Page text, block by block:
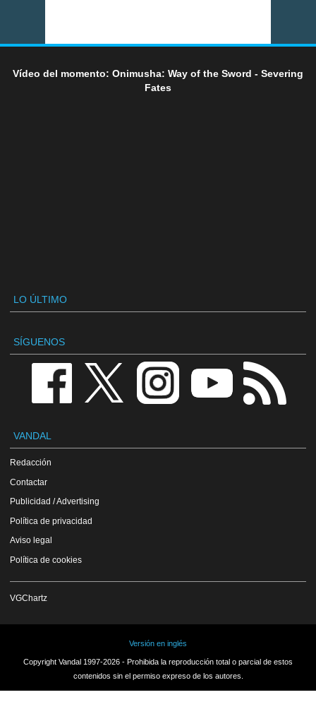
Vídeo del momento: Onimusha: Way of the Sword - Severing
Fates
LO ÚLTIMO
SÍGUENOS
VANDAL
Redacción
Contactar
Publicidad / Advertising
Política de privacidad
Aviso legal
Política de cookies
VGChartz
Versión en inglés
Copyright Vandal 1997-2026 - Prohibida la reproducción total o parcial de estos
contenidos sin el permiso expreso de los autores.